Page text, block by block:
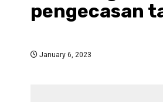
pengecasan
January 6, 2023